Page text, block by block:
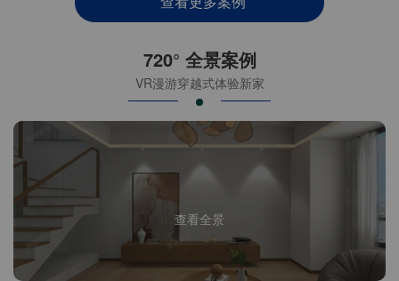
720° 全景案例
VR漫游穿越式体验新家
查看全景